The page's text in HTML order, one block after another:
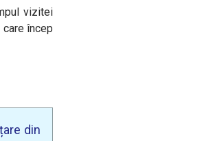
vizitei
încep
din